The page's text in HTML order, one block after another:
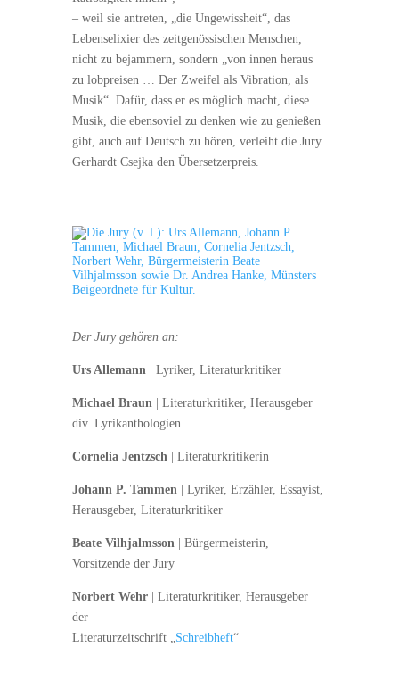
– weil sie antreten, „die Ungewissheit“, das
Lebenselixier des zeitgenössischen Menschen,
nicht zu bejammern, sondern „von innen heraus
zu lobpreisen … Der Zweifel als Vibration, als
Musik“. Dafür, dass er es möglich macht, diese
Musik, die ebensoviel zu denken wie zu genießen
gibt, auch auf Deutsch zu hören, verleiht die Jury
Gerhardt Csejka den Übersetzerpreis.
Der Jury gehören an:
Urs Allemann| Lyriker, Literaturkritiker
Michael Braun| Literaturkritiker, Herausgeber
div. Lyrikanthologien
Cornelia Jentzsch| Literaturkritikerin
Johann P. Tammen
| Lyriker, Erzähler, Essayist,
Herausgeber, Literaturkritiker
Beate Vilhjalmsson
| Bürgermeisterin,
Vorsitzende der Jury
Norbert Wehr| Literaturkritiker, Herausgeber
der
Literaturzeitschrift „Schreibheft“